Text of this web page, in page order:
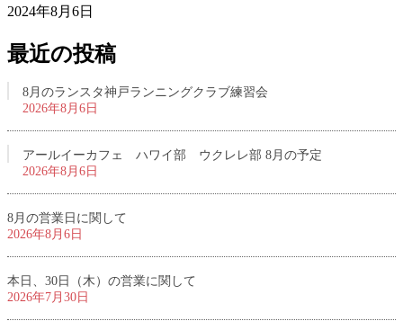
2024年8月6日
最近の投稿
8月のランスタ神戸ランニングクラブ練習会
2026年8月6日
アールイーカフェ ハワイ部 ウクレレ部 8月の予定
2026年8月6日
8月の営業日に関して
2026年8月6日
本日、30日（木）の営業に関して
2026年7月30日